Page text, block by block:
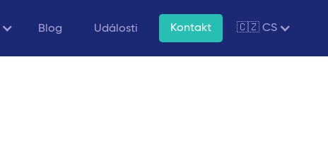
Blog Události Kontakt 🇨🇿 CS